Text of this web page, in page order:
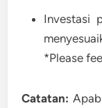
Investasi
*Please
Catatan: